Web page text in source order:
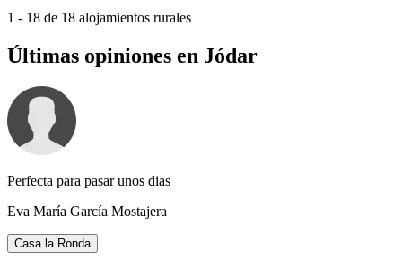
1 - 18 de 18 alojamientos rurales
Últimas opiniones en Jódar
Perfecta para pasar unos dias
Eva María García Mostajera
Casa la Ronda